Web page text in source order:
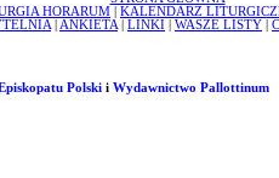
HORARUM KALENDARZ
ANKIETA LINKI WASZE LISTY
Polskii Wydawnictwo Pallottinum